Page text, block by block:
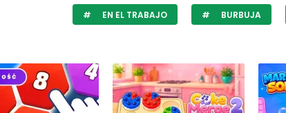
EN EL TRABAJO BURBUJA